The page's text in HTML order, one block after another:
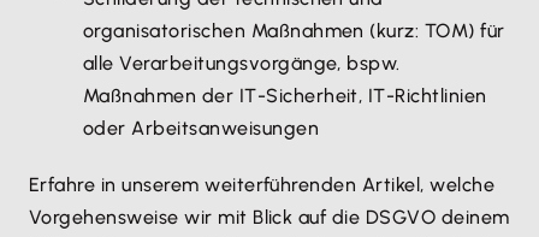
organisatorischen Maßnahmen (kurz: TOM) für
alle Verarbeitungsvorgänge, bspw.
Maßnahmen der IT-Sicherheit, IT-Richtlinien
oder Arbeitsanweisungen
Erfahre in unserem weiterführenden Artikel, welche
Vorgehensweise wir mit Blick auf die DSGVO deinem